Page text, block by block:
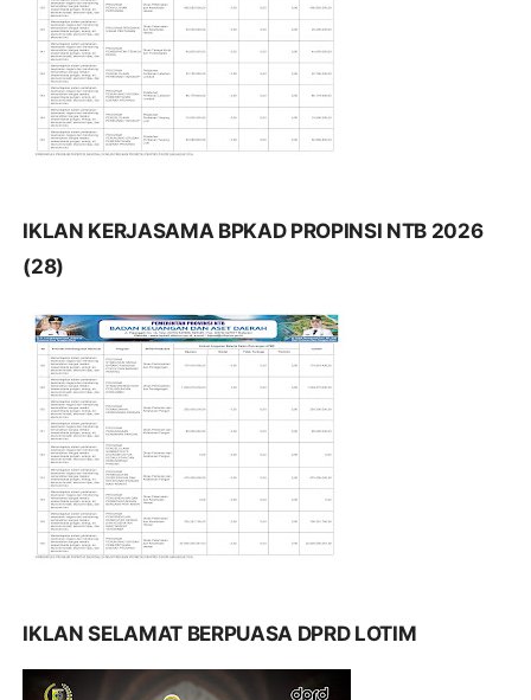
IKLAN KERJASAMA BPKAD PROPINSI NTB 2026
(28)
IKLAN SELAMAT BERPUASA DPRD LOTIM